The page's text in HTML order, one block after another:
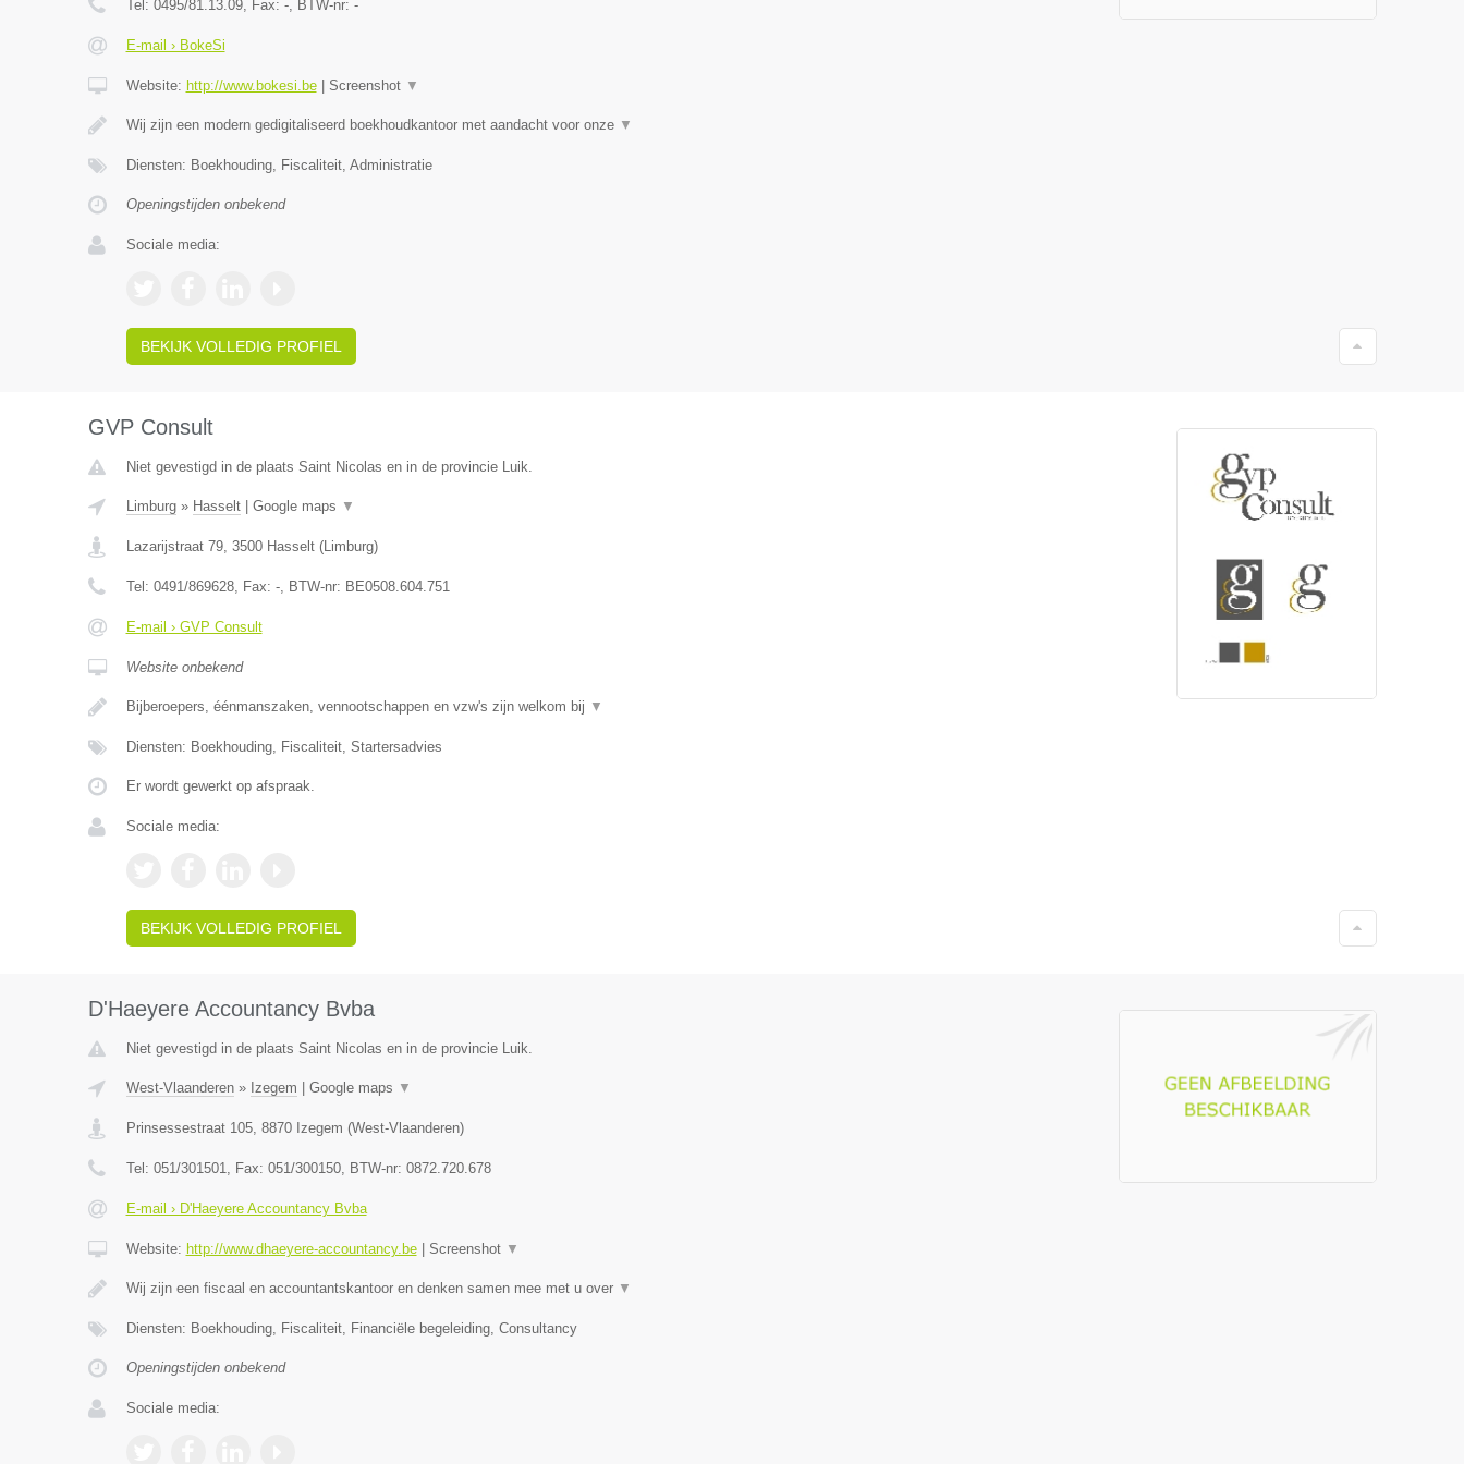
Tel: 0495/81.13.09, Fax: -, BTW-nr: -
E-mail › BokeSi
Website: http://www.bokesi.be| Screenshot ▼
Wij zijn een modern gedigitaliseerd boekhoudkantoor met aandacht voor onze ▼
Diensten: Boekhouding, Fiscaliteit, Administratie
Openingstijden onbekend
Sociale media:
BEKIJK VOLLEDIG PROFIEL
GVP Consult
Niet gevestigd in de plaats Saint Nicolas en in de provincie Luik.
Limburg» Hasselt| Google maps ▼
Lazarijstraat 79, 3500 Hasselt(Limburg)
Tel: 0491/869628, Fax: -, BTW-nr: BE0508.604.751
E-mail › GVP Consult
Website onbekend
Bijberoepers, éénmanszaken, vennootschappen en vzw's zijn welkom bij ▼
Diensten: Boekhouding, Fiscaliteit, Startersadvies
Er wordt gewerkt op afspraak.
Sociale media:
BEKIJK VOLLEDIG PROFIEL
D'Haeyere Accountancy Bvba
Niet gevestigd in de plaats Saint Nicolas en in de provincie Luik.
West-Vlaanderen» Izegem Google maps ▼
Prinsessestraat 105, 8870 Izegem (West-Vlaanderen)
Tel: 051/301501, Fax: 051/300150, BTW-nr: 0872.720.678
E-mail › D'Haeyere Accountancy Bvba
Website: http://www.dhaeyere-accountancy.be| Screenshot ▼
Wij zijn een fiscaal en accountantskantoor en denken samen mee met u over ▼
Diensten: Boekhouding, Fiscaliteit, Financiële begeleiding, Consultancy
Openingstijden onbekend
Sociale media: